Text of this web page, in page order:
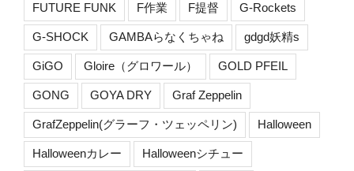
FUTURE FUNK F作業 F提督 G-Rockets
G-SHOCK GAMBAらなくちゃね gdgd妖精s
GiGO Gloire（グロワール） GOLD PFEIL
GONG GOYA DRY Graf Zeppelin
GrafZeppelin(グラーフ・ツェッペリン) Halloween
Halloweenカレー Halloweenシチュー